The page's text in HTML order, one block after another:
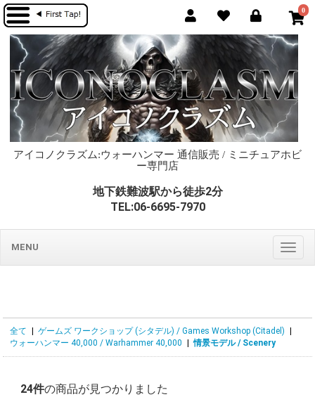
0
アイコノクラズム:ウォーハンマー 通信販売 / ミニチュアホビ
ー専門店
地下鉄難波駅から徒歩2分
TEL:06-6695-7970
MENU
全て ゲームズ ワークショップ (シタデル) / Games Workshop (Citadel)
ウォーハンマー 40,000 / Warhammer 40,000
情景モデル / Scenery
24件の商品が見つかりました